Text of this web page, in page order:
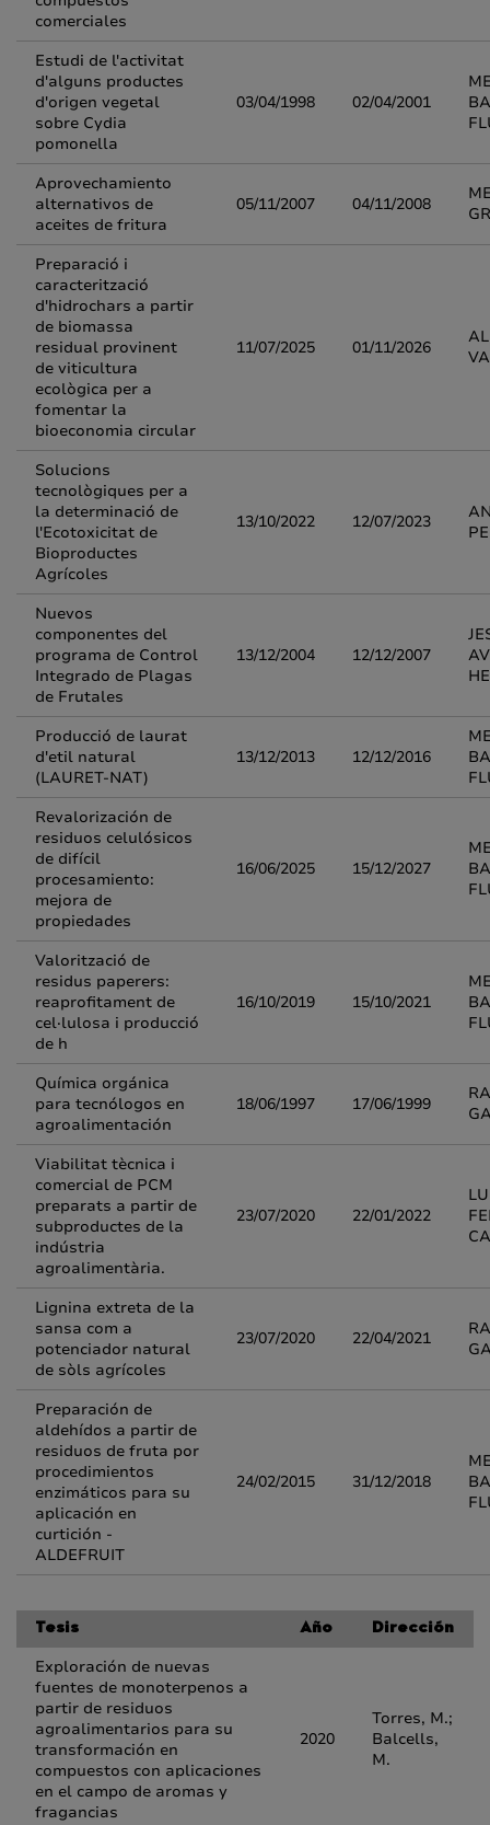
comerciales
Estudi de l'activitat
d'alguns productes
d'origen vegetal
sobre Cydia
pomonella
03/04/1998 02/04/2001
Aprovechamiento
alternativos de
aceites de fritura
05/11/2007 04/11/2008
Preparació i
caracterització
d'hidrochars a partir
de biomassa
residual provinent
de viticultura
ecològica per a
fomentar la
bioeconomia circular
11/07/2025 01/11/2026
Solucions
tecnològiques per a
la determinació de
l'Ecotoxicitat de
Bioproductes
Agrícoles
13/10/2022 12/07/2023
Nuevos
componentes del
programa de Control
Integrado de Plagas
de Frutales
13/12/2004 12/12/2007
Producció de laurat
d'etil natural
(LAURET-NAT)
13/12/2013 12/12/2016
Revalorización de
residuos celulósicos
de difícil
procesamiento:
mejora de
propiedades
16/06/2025 15/12/2027
Valorització de
residus paperers:
reaprofitament de
cel·lulosa i producció
de h
16/10/2019 15/10/2021
Química orgánica
para tecnólogos en
agroalimentación
18/06/1997 17/06/1999
Viabilitat tècnica i
comercial de PCM
preparats a partir de
subproductes de la
indústria
agroalimentària.
23/07/2020 22/01/2022
Lignina extreta de la
sansa com a
potenciador natural
de sòls agrícoles
23/07/2020 22/04/2021
Preparación de
aldehídos a partir de
residuos de fruta por
procedimientos
enzimáticos para su
aplicación en
curtición -
ALDEFRUIT
24/02/2015 31/12/2018
Tesis Año Dirección
Exploración de nuevas
fuentes de monoterpenos a
partir de residuos
agroalimentarios para su
transformación en
compuestos con aplicaciones
en el campo de aromas y
fragancias
2020
Torres, M.;
Balcells,
M.